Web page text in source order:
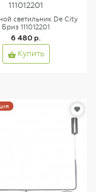
111012201
светильник De City
Бриз 111012201
6 480 р.
Купить